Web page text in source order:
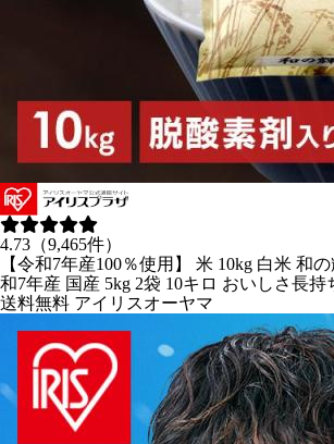
4.73（9,465件）
【令和7年産100％使用】 米 10kg 白米 和
和7年産 国産 5kg 2袋 10キロ おいしさ長
送料無料 アイリスオーヤマ